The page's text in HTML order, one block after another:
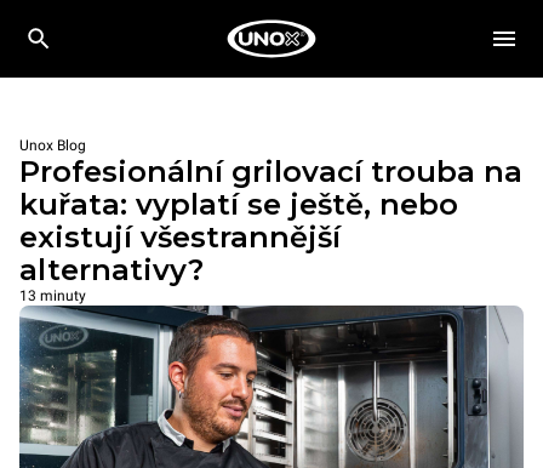
Unox Blog
Profesionální grilovací trouba na
kuřata: vyplatí se ještě, nebo
existují všestrannější
alternativy?
13 minuty